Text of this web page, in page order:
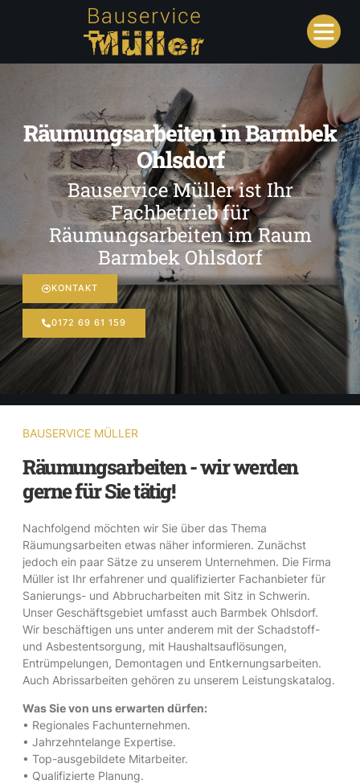
Räumungsarbeiten in Barmbek
Ohlsdorf
Bauservice Müller ist Ihr
Fachbetrieb für
Räumungsarbeiten im Raum
Barmbek Ohlsdorf
KONTAKT
0172 69 61 159
BAUSERVICE MÜLLER
Räumungsarbeiten - wir werden
gerne für Sie tätig!
Nachfolgend möchten wir Sie über das Thema
Räumungsarbeiten etwas näher informieren. Zunächst
jedoch ein paar Sätze zu unserem Unternehmen. Die Firma
Müller ist Ihr erfahrener und qualifizierter Fachanbieter für
Sanierungs- und Abbrucharbeiten mit Sitz in Schwerin.
Unser Geschäftsgebiet umfasst auch Barmbek Ohlsdorf.
Wir beschäftigen uns unter anderem mit der Schadstoff-
und Asbestentsorgung, mit Haushaltsauflösungen,
Entrümpelungen, Demontagen und Entkernungsarbeiten.
Auch Abrissarbeiten gehören zu unserem Leistungskatalog.
Was Sie von uns erwarten dürfen:
• Regionales Fachunternehmen.
• Jahrzehntelange Expertise.
• Top-ausgebildete Mitarbeiter.
• Qualifizierte Planung.